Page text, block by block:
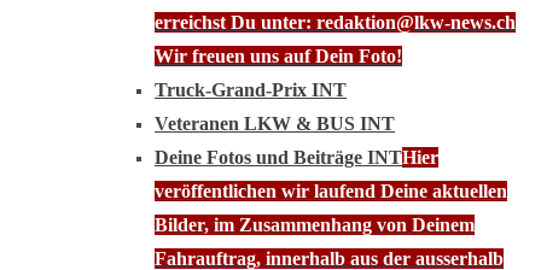
erreichst Du unter: redaktion@lkw-news.ch
Wir freuen uns auf Dein Foto!
Truck-Grand-Prix INT
Veteranen LKW & BUS INT
Deine Fotos und Beiträge INTHier
veröffentlichen wir laufend Deine aktuellen
Bilder, im Zusammenhang von Deinem
Fahrauftrag, innerhalb aus der ausserhalb